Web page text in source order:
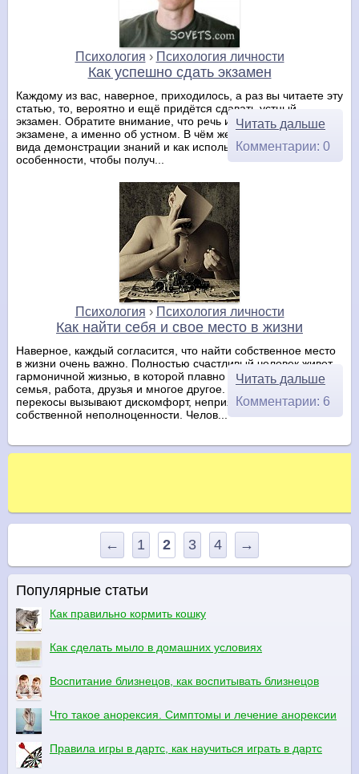
Психология › Психология личности
Как успешно сдать экзамен
Каждому из вас, наверное, приходилось, а раз вы читаете эту
статью, то, вероятно и ещё придётся сдавать устный
экзамен. Обратите внимание, что речь идет не о письменном
экзамене, а именно об устном. В чём же особенности этого
вида демонстрации знаний и как использовать эти
особенности, чтобы получ...
Читать дальше
Комментарии: 0
Психология › Психология личности
Как найти себя и свое место в жизни
Наверное, каждый согласится, что найти собственное место
в жизни очень важно. Полностью счастливый человек живет
гармоничной жизнью, в которой плавно переплетаются
семья, работа, друзья и многое другое. Но различные
перекосы вызывают дискомфорт, неприятные ощущения
собственной неполноценности. Челов...
Читать дальше
Комментарии: 6
← 1 2 3 4 →
Популярные статьи
Как правильно кормить кошку
Как сделать мыло в домашних условиях
Воспитание близнецов, как воспитывать близнецов
Что такое анорексия. Симптомы и лечение анорексии
Правила игры в дартс, как научиться играть в дартс